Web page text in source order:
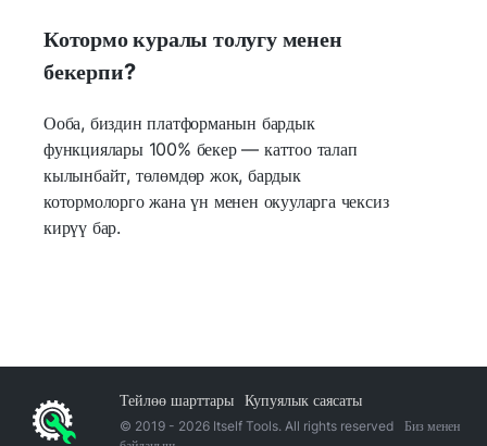
Котормо куралы толугу менен
бекерпи?
Ооба, биздин платформанын бардык
функциялары 100% бекер — каттоо талап
кылынбайт, төлөмдөр жок, бардык
котормолорго жана үн менен окууларга чексиз
кирүү бар.
Тейлөө шарттары Купуялык саясаты
© 2019 - 2026 Itself Tools. All rights reserved
Биз менен